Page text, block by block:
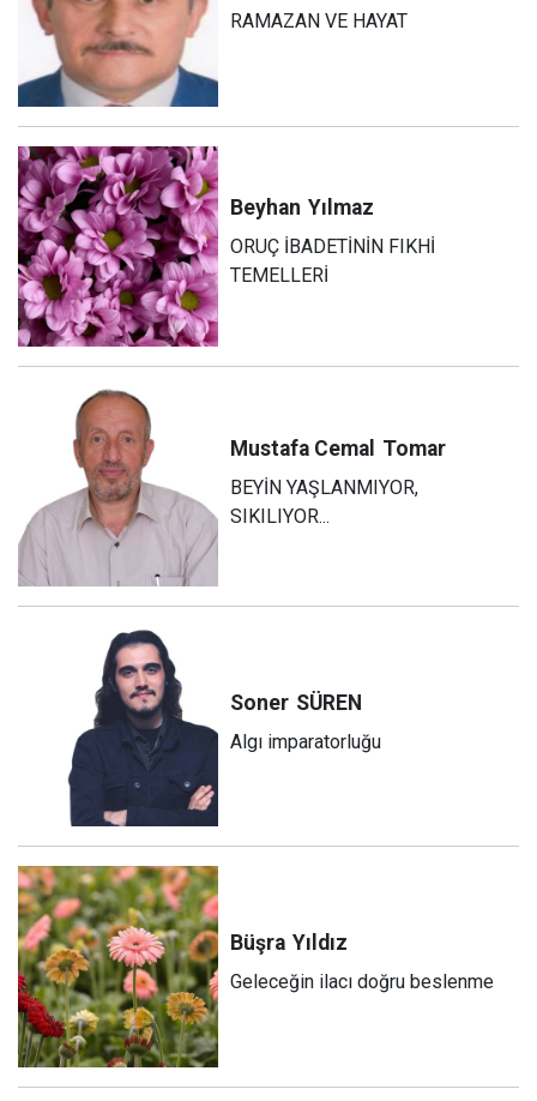
RAMAZAN VE HAYAT
Beyhan Yılmaz
ORUÇ İBADETİNİN FIKHİ
TEMELLERİ
Mustafa Cemal Tomar
BEYİN YAŞLANMIYOR,
SIKILIYOR...
Soner SÜREN
Algı imparatorluğu
Büşra Yıldız
Geleceğin ilacı doğru beslenme